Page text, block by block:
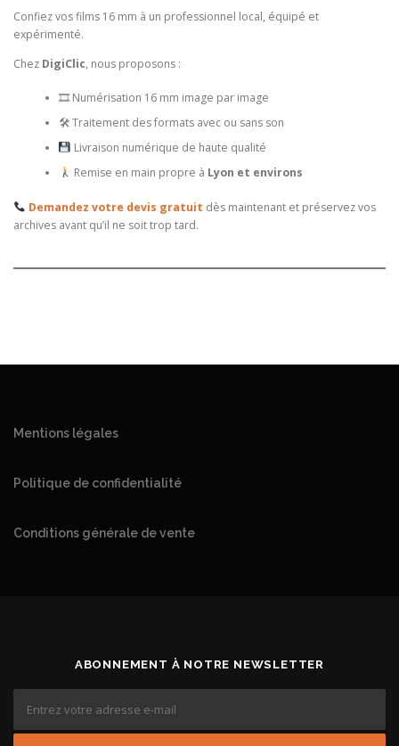
Confiez vos films 16 mm à un professionnel local, équipé et
expérimenté.
Chez DigiClic, nous proposons :
🎞 Numérisation 16 mm image par image
🛠 Traitement des formats avec ou sans son
Livraison numérique de haute qualité
Remise en main propre à Lyon et environs
Demandez votre devis gratuit dès maintenant et préservez vos
archives avant qu’il ne soit trop tard.
Mentions légales
Politique de confidentialité
Conditions générale de vente
ABONNEMENT À NOTRE NEWSLETTER